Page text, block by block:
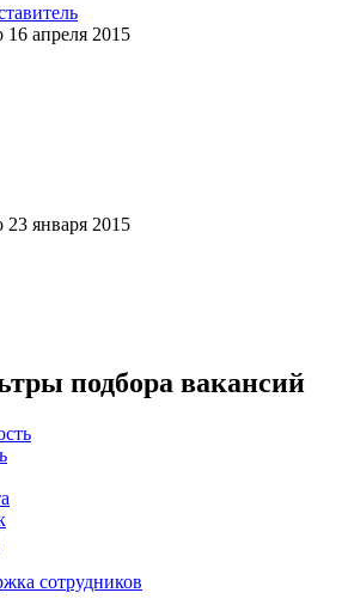
16 апреля 2015
23 января 2015
подбора вакансий
сотрудников